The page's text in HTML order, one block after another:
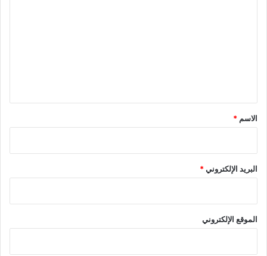
*
الاسم *
البريد الإلكتروني*
الموقع الإلكتروني